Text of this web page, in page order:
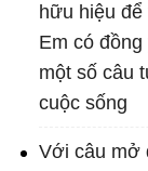
hữu hiệu
Em có
một số câu
cuộc sống
Với câu mở